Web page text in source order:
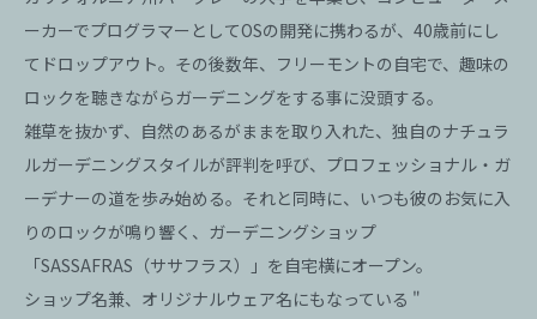
ーカーでプログラマーとしてOSの開発に携わるが、40歳前にし
てドロップアウト。その後数年、フリーモントの自宅で、趣味の
ロックを聴きながらガーデニングをする事に没頭する。
雑草を抜かず、自然のあるがままを取り入れた、独自のナチュラ
ルガーデニングスタイルが評判を呼び、プロフェッショナル・ガ
ーデナーの道を歩み始める。それと同時に、いつも彼のお気に入
りのロックが鳴り響く、ガーデニングショップ
「SASSAFRAS（ササフラス）」を自宅横にオープン。
ショップ名兼、オリジナルウェア名にもなっている "